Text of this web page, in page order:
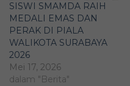
SISWI SMAMDA RAIH
MEDALI EMAS DAN
PERAK DI PIALA
WALIKOTA SURABAYA
2026
Mei 17, 2026
dalam "Berita"